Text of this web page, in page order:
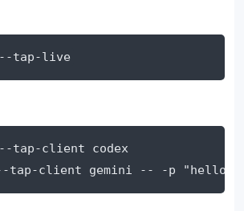
--tap-live
tap-client codex
tap-client gemini -- -p "hello"